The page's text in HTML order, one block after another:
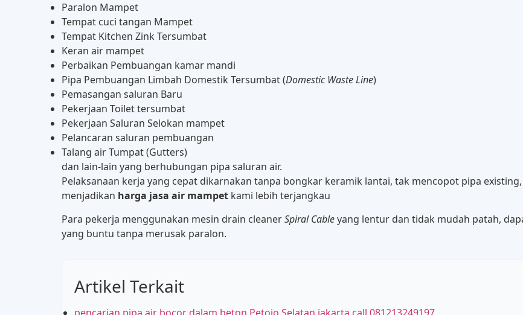
Paralon Mampet
Tempat cuci tangan Mampet
Tempat Kitchen Zink Tersumbat
Keran air mampet
Perbaikan Pembuangan kamar mandi
Pipa Pembuangan Limbah Domestik Tersumbat (Domestic Waste Line)
Pemasangan saluran Baru
Pekerjaan Toilet tersumbat
Pekerjaan Saluran Selokan mampet
Pelancaran saluran pembuangan
Talang air Tumpat (Gutters)
dan lain-lain yang berhubungan pipa saluran air.
Pelaksanaan kerja yang cepat dikarnakan tanpa bongkar keramik lantai, tak mencopot pipa
menjadikan harga jasa air mampet kami lebih terjangkau
Para pekerja menggunakan mesin drain cleanerSpiral Cableyang lentur dan tidak mudah patah,
yang buntu tanpa merusak paralon.
Artikel Terkait
pencarian pipa air bocor dalam beton Petojo Selatan jakarta call 081213249197